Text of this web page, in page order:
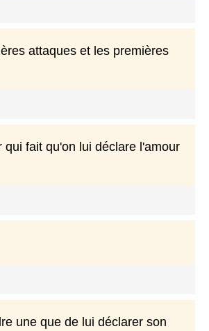
attaques et les premières
fait qu'on lui déclare l'amour
une que de lui déclarer son